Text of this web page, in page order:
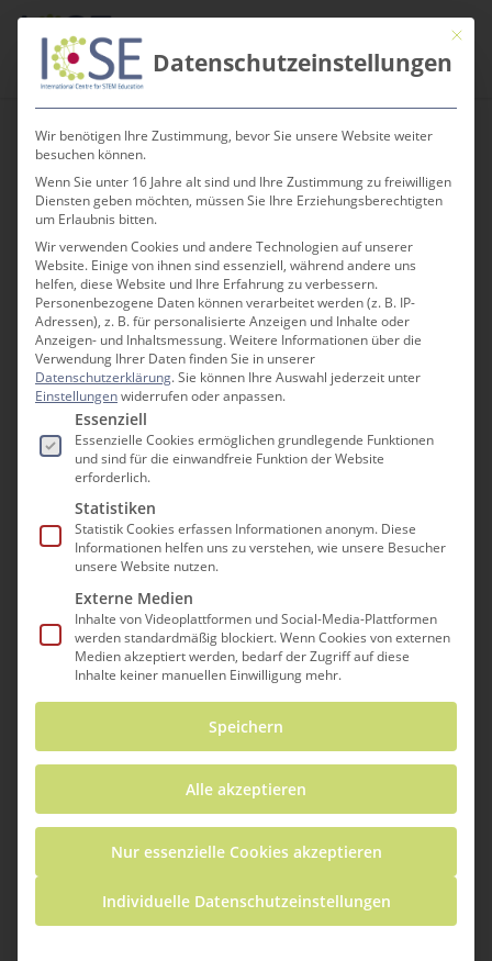
Skip
content
search
Primas Modul 3 –
Inhalte forschend
lernen
Dieses Modul betrachtet, wie Elemente
forschenden und entdeckenden Lernens
beim Vermitteln mathematisch-
naturwissenschaftlicher Inhalte eingesetzt
werden können. Traditionellerweise
werden Inhalt und Elemente
unterrichtet: wir vermitteln Inhalte im
Mit
Datenschutzeinstellungen
Wir benötigen Ihre Zustimmung, bevor Sie unsere Website weiter
besuchen können.
Wenn Sie unter 16 Jahre alt sind und Ihre Zustimmung zu freiwilligen
Diensten geben möchten, müssen Sie Ihre Erziehungsberechtigten
um Erlaubnis bitten.
Wir verwenden Cookies und andere Technologien auf unserer
Website. Einige von ihnen sind essenziell, während andere uns
helfen, diese Website und Ihre Erfahrung zu verbessern.
Personenbezogene Daten können verarbeitet werden (z. B. IP-
Adressen), z. B. für personalisierte Anzeigen und Inhalte oder
Anzeigen- und Inhaltsmessung.Weitere Informationen über die
Verwendung Ihrer Daten finden Sie in unserer
Datenschutzerklärung.Sie können Ihre Auswahl jederzeit unter
Einstellungenwiderrufen oder anpassen.
Es folgt eine Liste der Service-Gruppen, für die
Essenziell
Essenzielle Cookies ermöglichen grundlegende Funktionen
und sind für die einwandfreie Funktion der Website
erforderlich.
Statistiken
Statistik Cookies erfassen Informationen anonym. Diese
Informationen helfen uns zu verstehen, wie unsere Besucher
unsere Website nutzen.
Externe Medien
Inhalte von Videoplattformen und Social-Media-Plattformen
werden standardmäßig blockiert. Wenn Cookies von externen
Medien akzeptiert werden, bedarf der Zugriff auf diese
Inhalte keiner manuellen Einwilligung mehr.
Speichern
Alle akzeptieren
Nur essenzielle Cookies akzeptieren
Individuelle Datenschutzeinstellungen